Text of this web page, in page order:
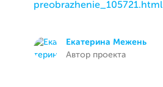
preobrazhenie_105721.html
Екатерина Межень
Автор проекта